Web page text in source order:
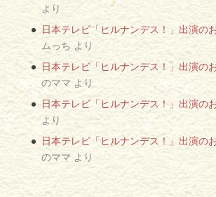
より
日本テレビ「ヒルナンデス！」出演の
ムっち より
日本テレビ「ヒルナンデス！」出演の
のママ より
日本テレビ「ヒルナンデス！」出演の
より
日本テレビ「ヒルナンデス！」出演の
のママより